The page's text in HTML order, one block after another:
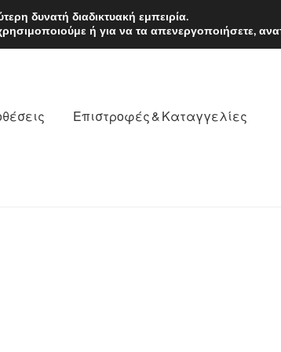
Δευτέρα-Παρ.
Επιστροφές & Καταγγελίες
δυνατή διαδικτυακή εμπειρία.
ή για να τα απενεργοποιήσετε,